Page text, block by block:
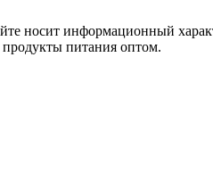
носит информационный
питания оптом.